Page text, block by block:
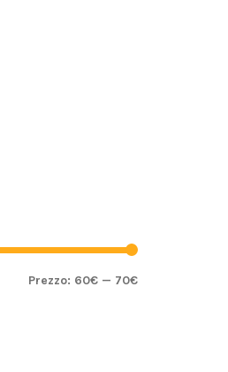
Prezzo: 60€ — 70€